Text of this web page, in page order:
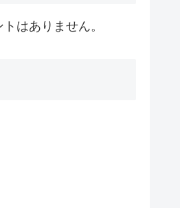
はありません。